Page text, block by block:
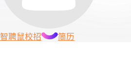
智聘鼠校招 简历